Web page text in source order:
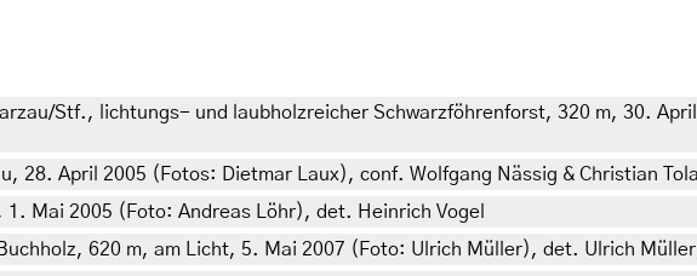
Stf., lichtungs- und laubholzreicher Schwarzföhrenforst, 320 m, 30.
28. April 2005 (Fotos: Dietmar Laux), conf. Wolfgang Nässig & Christian
Mai 2005 (Foto: Andreas Löhr), det. Heinrich Vogel
620 m, am Licht, 5. Mai 2007 (Foto: Ulrich Müller), det. Ulrich